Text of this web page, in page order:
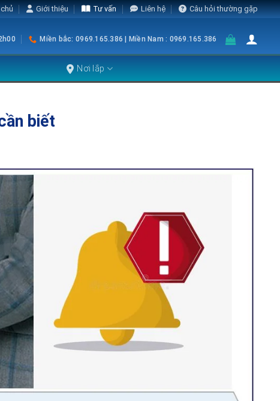
Giới thiệu Tư vấn Liên hệ Câu hỏi thường gặp
Miền bắc: 0969.165.386 | Miền Nam : 0969.165.386
Nơi lắp
biết